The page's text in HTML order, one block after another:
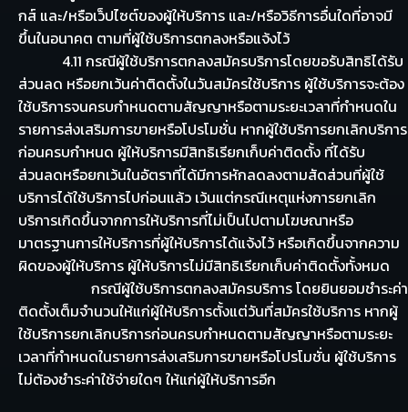
กส์ และ/หรือเว็ปไซต์ของผู้ให้บริการ และ/หรือวิธีการอื่นใดที่อาจมี
ขึ้นในอนาคต ตามที่ผู้ใช้บริการตกลงหรือแจ้งไว้
4.11 กรณีผู้ใช้บริการตกลงสมัครบริการโดยขอรับสิทธิได้รับ
ส่วนลด หรือยกเว้นค่าติดตั้งในวันสมัครใช้บริการ ผู้ใช้บริการจะต้อง
ใช้บริการจนครบกำหนดตามสัญญาหรือตามระยะเวลาที่กำหนดใน
รายการส่งเสริมการขายหรือโปรโมชั่น หากผู้ใช้บริการยกเลิกบริการ
ก่อนครบกำหนด ผู้ให้บริการมีสิทธิเรียกเก็บค่าติดตั้ง ที่ได้รับ
ส่วนลดหรือยกเว้นในอัตราที่ได้มีการหักลดลงตามสัดส่วนที่ผู้ใช้
บริการได้ใช้บริการไปก่อนแล้ว เว้นแต่กรณีเหตุแห่งการยกเลิก
บริการเกิดขึ้นจากการให้บริการที่ไม่เป็นไปตามโฆษณาหรือ
มาตรฐานการให้บริการที่ผู้ให้บริการได้แจ้งไว้ หรือเกิดขึ้นจากความ
ผิดของผู้ให้บริการ ผู้ให้บริการไม่มีสิทธิเรียกเก็บค่าติดตั้งทั้งหมด
กรณีผู้ใช้บริการตกลงสมัครบริการ โดยยินยอมชำระค่า
ติดตั้งเต็มจำนวนให้แก่ผู้ให้บริการตั้งแต่วันที่สมัครใช้บริการ หากผู้
ใช้บริการยกเลิกบริการก่อนครบกำหนดตามสัญญาหรือตามระยะ
เวลาที่กำหนดในรายการส่งเสริมการขายหรือโปรโมชั่น ผู้ใช้บริการ
ไม่ต้องชำระค่าใช้จ่ายใดๆ ให้แก่ผู้ให้บริการอีก